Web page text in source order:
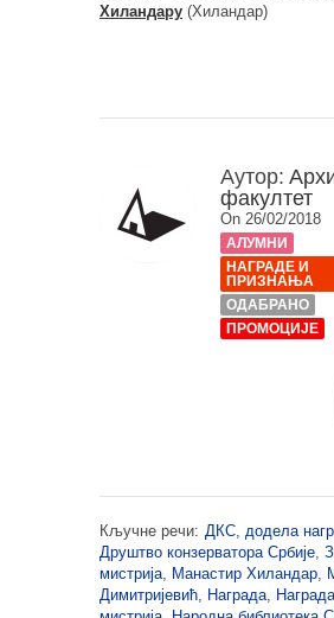
Хиландару (Хиландар)
Аутор:
факултет
On 26/02/2018
АЛУМНИ
НАГРАДЕ И
ПРИЗНАЊА
ОДАБРАНО
ПРОМОЦИЈЕ
Кључне речи: ДКС додела
Друштво конзерватора Србије
мистрија Манастир Хиландар
Димитријевић Награда